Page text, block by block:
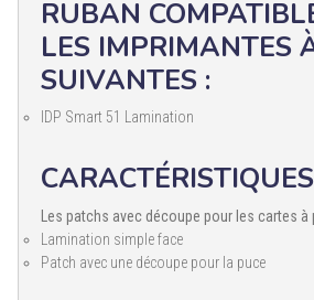
RUBAN
LES IMPRIMANTES
SUIVANTES :
IDP Smart 51 Lamination
CARACTÉRISTIQUES
Les patchs avec découpe pour les cartes
Lamination simple face
Patch avec une découpe pour la puce